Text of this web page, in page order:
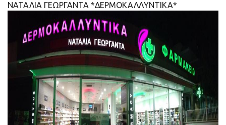
ΝΑΤΑΛΙΑ ΓΕΩΡΓΑΝΤΑ *ΔΕΡΜΟΚΑΛΛΥΝΤΙΚΑ*